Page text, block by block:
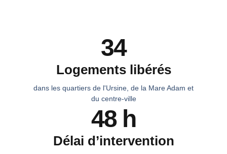
34
Logements libérés
dans les quartiers de l'Ursine, de la Mare Adam et
du centre-ville
48 h
Délai d’intervention